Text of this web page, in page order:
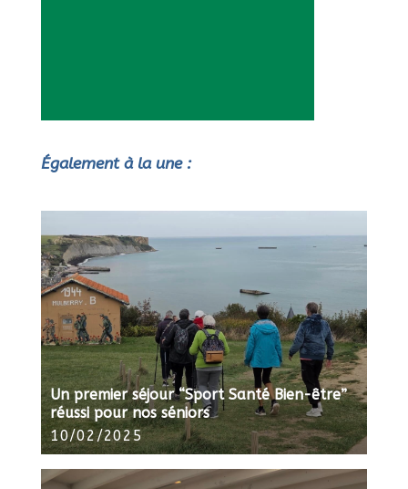
Également à la une :
Un premier séjour “Sport Santé Bien-être”
réussi pour nos séniors
10/02/2025